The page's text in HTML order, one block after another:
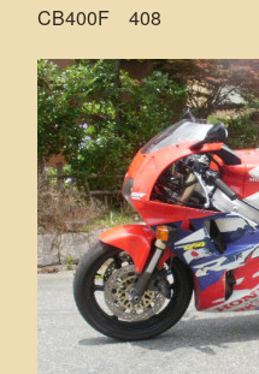
CB400F 408